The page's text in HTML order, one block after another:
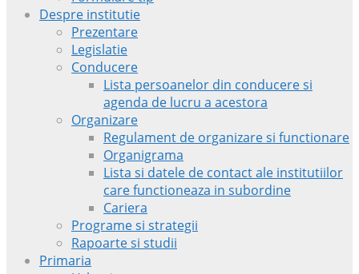
Despre institutie
Prezentare
Legislatie
Conducere
Lista persoanelor din conducere si
agenda de lucru a acestora
Organizare
Regulament de organizare si functionare
Organigrama
Lista si datele de contact ale institutiilor
care functioneaza in subordine
Cariera
Programe si strategii
Rapoarte si studii
Primaria